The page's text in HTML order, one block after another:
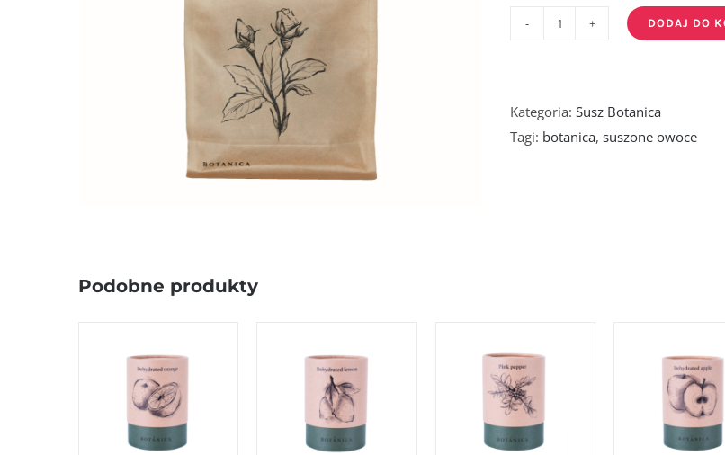
perskiej,
żółty
DODAJ DO
Kategoria: Susz Botanica
Tagi: botanica, suszone owoce
Podobne produkty